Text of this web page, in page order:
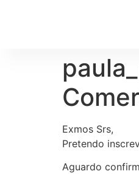
Exmos Srs,
Pretendo
Aguardo